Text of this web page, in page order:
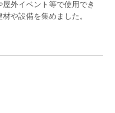
屋外イベント等で使用でき
や設備を集めました。